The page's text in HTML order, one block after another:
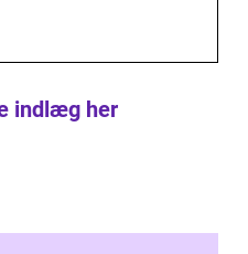
indlæg her